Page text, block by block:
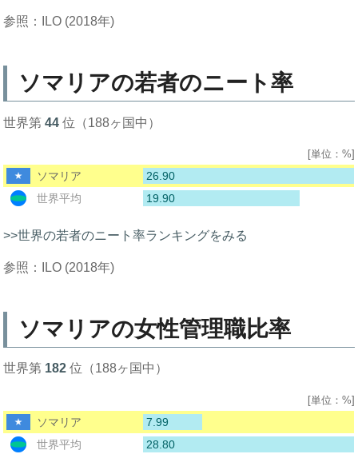
参照：ILO (2018年)
ソマリアの若者のニート率
世界第44 位（188ヶ国中）
[単位：%]
ソマリア
26.90
世界平均
19.90
>>世界の若者のニート率ランキングをみる
参照：ILO (2018年)
ソマリアの女性管理職比率
世界第 182 位（188ヶ国中）
[単位：%]
ソマリア
7.99
世界平均
28.80